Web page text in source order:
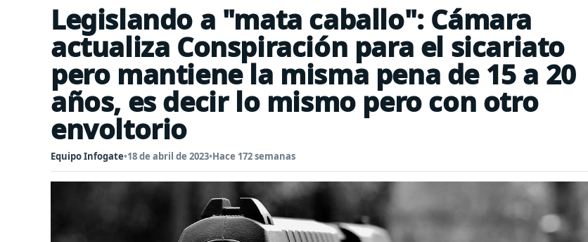
Legislando a "mata caballo": Cámara
actualiza Conspiración para el sicariato
pero mantiene la misma pena de 15 a 20
años, es decir lo mismo pero con otro
envoltorio
Equipo Infogate•18 de abril de 2023•Hace 172 semanas